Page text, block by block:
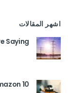
اشهر المقالات
Saying
10 Amazing Gadgets You Can Buy Now On Amazon